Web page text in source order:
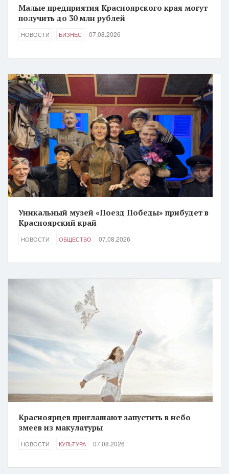
Малые предприятия Красноярского края могут
получить до 30 млн рублей
НОВОСТИ БИЗНЕС 07.08.2026
Уникальный музей «Поезд Победы» прибудет в
Красноярский край
НОВОСТИ ОБЩЕСТВО 07.08.2026
Красноярцев приглашают запустить в небо
змеев из макулатуры
НОВОСТИ КУЛЬТУРА 07.08.2026